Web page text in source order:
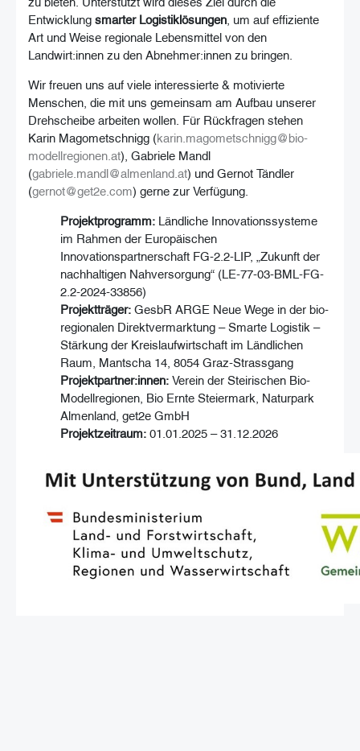
Entwicklung smarter Logistiklösungen , um auf effiziente
Art und Weise regionale Lebensmittel von den
Landwirt:innen zu den Abnehmer:innen zu bringen.
Wir freuen uns auf viele interessierte & motivierte
Menschen, die mit uns gemeinsam am Aufbau unserer
Drehscheibe arbeiten wollen. Für Rückfragen stehen
Karin Magometschnigg ( karin.magometschnigg@bio-
modellregionen.at), Gabriele Mandl
(gabriele.mandl@almenland.at) und Gernot Tändler
(gernot@get2e.com ) gerne zur Verfügung.
Projektprogramm: Ländliche Innovationssysteme
im Rahmen der Europäischen
Innovationspartnerschaft FG-2.2-LIP, „Zukunft der
nachhaltigen Nahversorgung“ (LE-77-03-BML-FG-
2.2-2024-33856)
Projektträger: GesbR ARGE Neue Wege in der bio-
regionalen Direktvermarktung – Smarte Logistik –
Stärkung der Kreislaufwirtschaft im Ländlichen
Raum, Mantscha 14, 8054 Graz-Strassgang
Projektpartner:innen: Verein der Steirischen Bio-
Modellregionen, Bio Ernte Steiermark, Naturpark
Almenland, get2e GmbH
Projektzeitraum: 01.01.2025 – 31.12.2026